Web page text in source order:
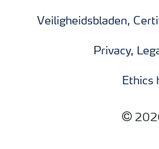
Veiligheidsbladen,
Privacy,
Ethics